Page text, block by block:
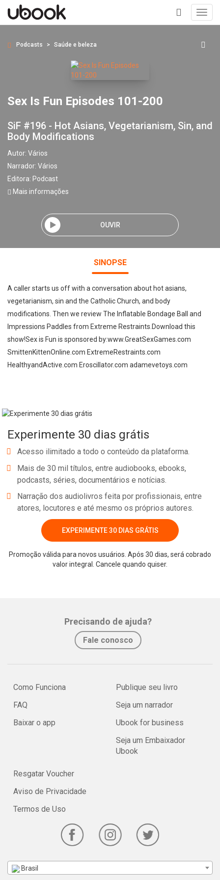
+
Podcasts Saúde e beleza
Sex Is Fun Episodes 101-200
SiF #196 - Hot Asians, Vegetarianism, Sin, and
Body Modifications
Autor: Vários
Narrador: Vários
Editora: Podcast
Mais informações
OUVIR
SINOPSE
A caller starts us off with a conversation about hot asians,
vegetarianism, sin and the Catholic Church, and body
modifications. Then we review The Inflatable Bondage Ball and
Impressions Paddles from Extreme Restraints.Download this
show!Sex is Fun is sponsored by:www.GreatSexGames.com
SmittenKittenOnline.com ExtremeRestraints.com
HealthyandActive.com Eroscillator.com adamevetoys.com
Experimente 30 dias grátis
Acesso ilimitado a todo o conteúdo da plataforma.
Mais de 30 mil títulos, entre audiobooks, ebooks,
podcasts, séries, documentários e notícias.
Narração dos audiolivros feita por profissionais, entre
atores, locutores e até mesmo os próprios autores.
EXPERIMENTE 30 DIAS GRÁTIS
Promoção válida para novos usuários. Após 30 dias, será cobrado
valor integral. Cancele quando quiser.
Precisando de ajuda?
Fale conosco
Como Funciona
FAQ
Baixar o app
Publique seu livro
Seja um narrador
Ubook for business
Seja um Embaixador
Ubook
Resgatar Voucher
Aviso de Privacidade
Termos de Uso
Brasil
Whatsapp Facebook Twitter